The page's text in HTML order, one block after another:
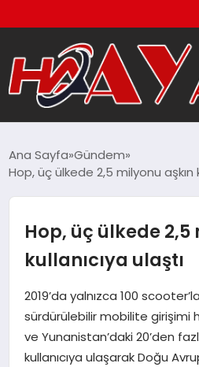
DÜNYA
EĞITIM
EKONOMI
MAGAZIN
Ana Sayfa Gündem
Hop, üç ülkede 2,5 milyonu aşkın
Hop, üç ülkede 2,5
kullanıcıya ulaştı
2019’da yalnızca 100
sürdürülebilir mobilite girişimi
ve Yunanistan’daki 20’den
kullanıcıya ulaşarak Doğu